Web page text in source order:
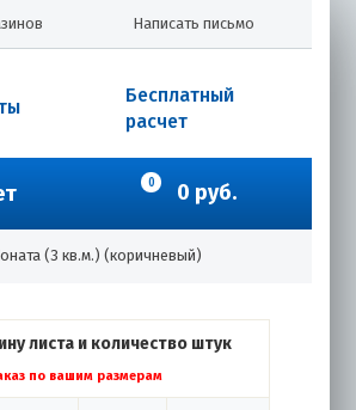
Написать письмо
Бесплатный
расчет
0 0 руб.
(3 кв.м.) (коричневый)
листа и количество штук
по вашим размерам